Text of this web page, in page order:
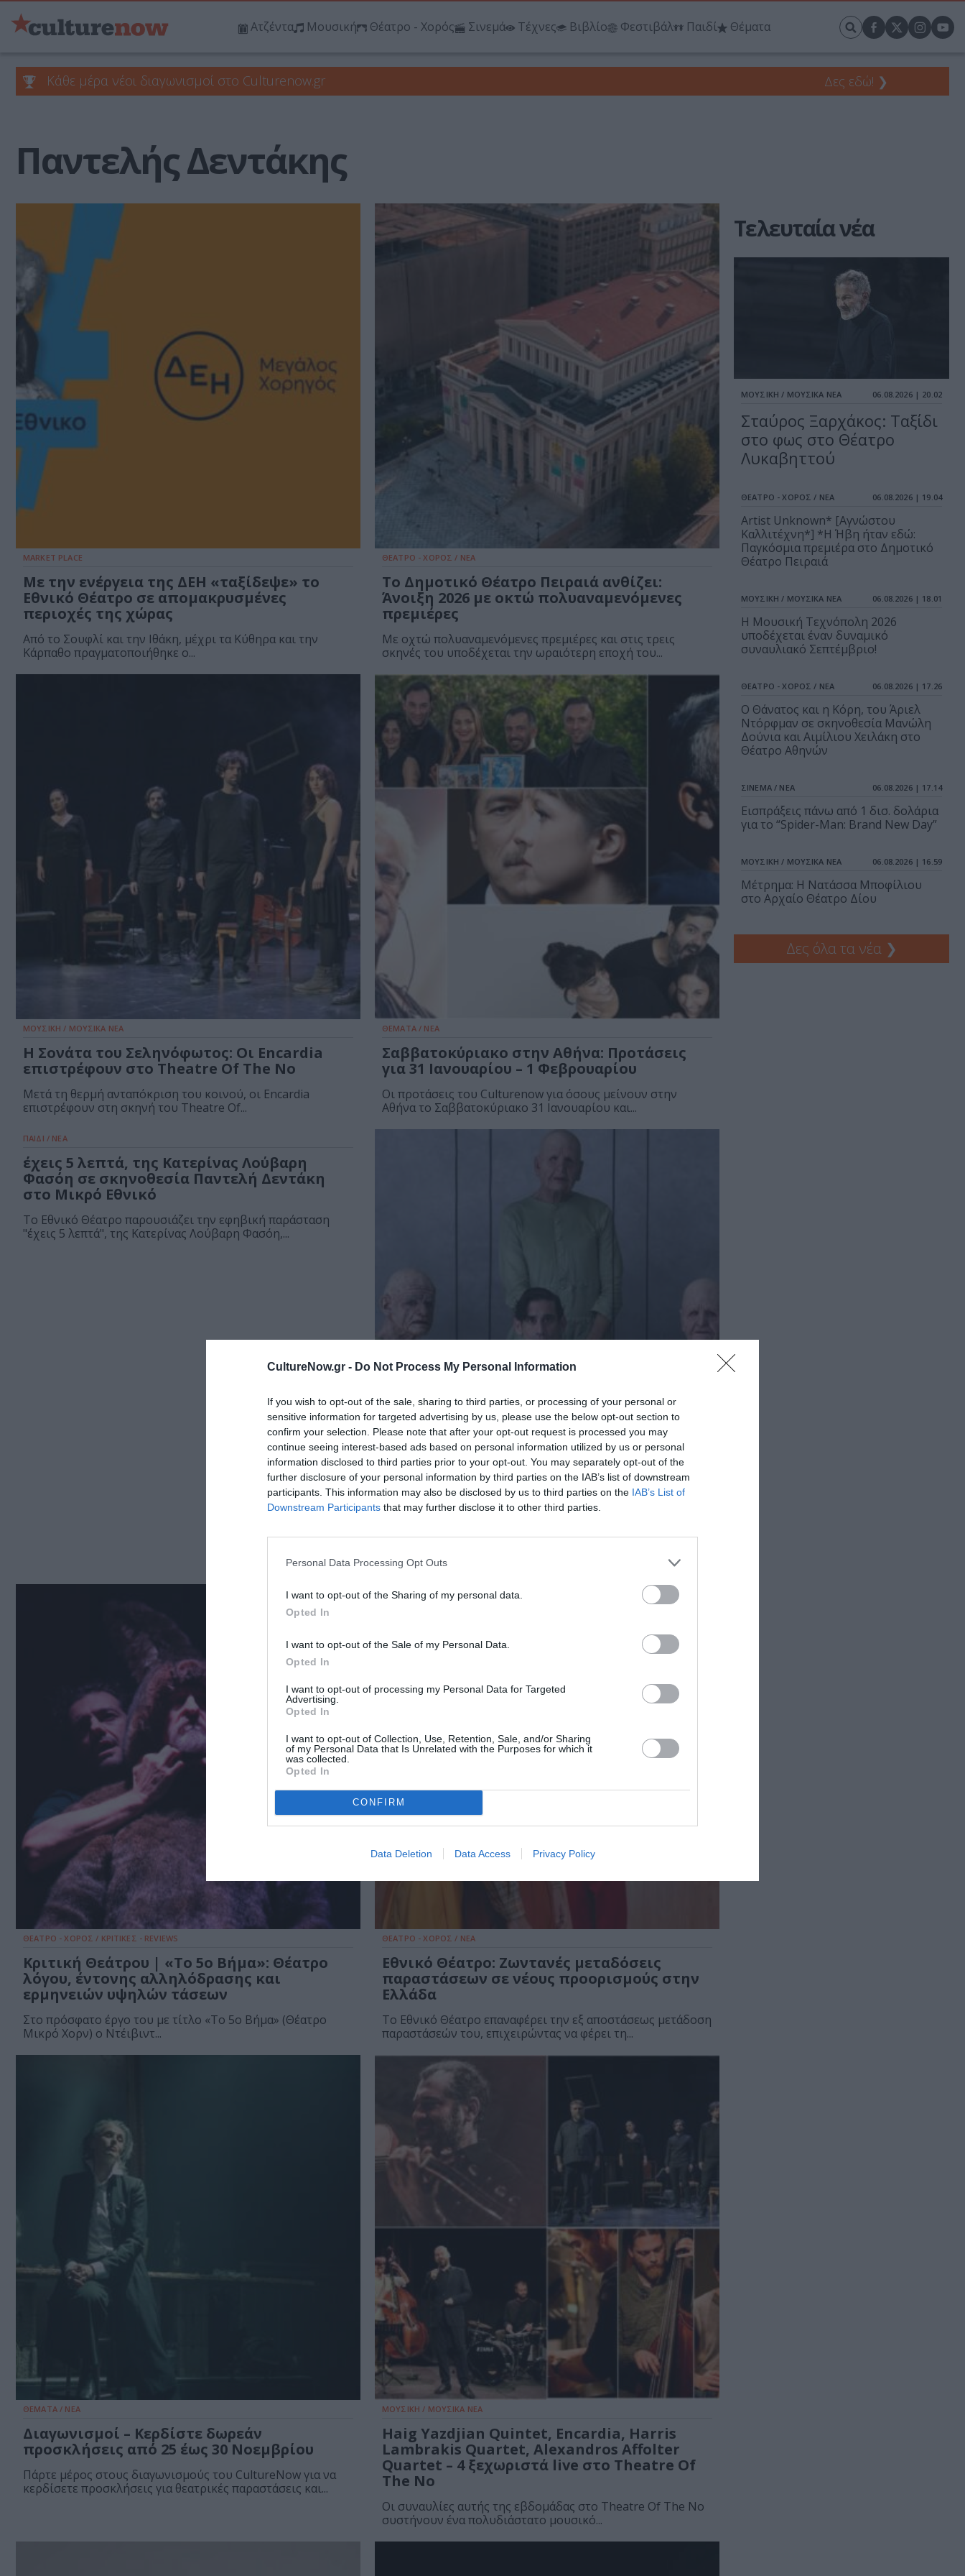
CultureNow.gr - Do Not Process My Personal Information
If you wish to opt-out of the sale, sharing to third parties, or processing of your personal or
sensitive information for targeted advertising by us, please use the below opt-out section to
confirm your selection. Please note that after your opt-out request is processed you may
continue seeing interest-based ads based on personal information utilized by us or personal
information disclosed to third parties prior to your opt-out. You may separately opt-out of the
further disclosure of your personal information by third parties on the IAB’s list of downstream
participants. This information may also be disclosed by us to third parties on the IAB’s List of
Downstream Participants that may further disclose it to other third parties.
Personal Data Processing Opt Outs
I want to opt-out of the Sharing of my personal data.
Opted In
I want to opt-out of the Sale of my Personal Data.
Opted In
I want to opt-out of processing my Personal Data for Targeted
Advertising.
Opted In
I want to opt-out of Collection, Use, Retention, Sale, and/or Sharing
of my Personal Data that Is Unrelated with the Purposes for which it
was collected.
Opted In
CONFIRM
Data Deletion Data Access Privacy Policy
Ατζέντα Μουσική Θέατρο - Χορός Σινεμά Τέχνες Βιβλίο Φεστιβάλ Παιδί Θέματα
Κάθε μέρα νέοι διαγωνισμοί στο Culturenow.gr Δες εδώ! ❯
Παντελής Δεντάκης
MARKET PLACE
Με την ενέργεια της ΔΕΗ «ταξίδεψε» το
Εθνικό Θέατρο σε απομακρυσμένες
περιοχές της χώρας
Από το Σουφλί και την Ιθάκη, μέχρι τα Κύθηρα και την
Κάρπαθο πραγματοποιήθηκε ο...
ΘΕΑΤΡΟ - ΧΟΡΟΣ / ΝΕΑ
Το Δημοτικό Θέατρο Πειραιά ανθίζει:
Άνοιξη 2026 με οκτώ πολυαναμενόμενες
πρεμιέρες
Με οχτώ πολυαναμενόμενες πρεμιέρες και στις τρεις
σκηνές του υποδέχεται την ωραιότερη εποχή του...
ΜΟΥΣΙΚΗ / ΜΟΥΣΙΚΑ ΝΕΑ
Η Σονάτα του Σεληνόφωτος: Οι Encardia
επιστρέφουν στο Theatre Of The No
Μετά τη θερμή ανταπόκριση του κοινού, οι Encardia
επιστρέφουν στη σκηνή του Theatre Of...
ΘΕΜΑΤΑ / ΝΕΑ
Σαββατοκύριακο στην Αθήνα: Προτάσεις
για 31 Ιανουαρίου – 1 Φεβρουαρίου
Οι προτάσεις του Culturenow για όσους μείνουν στην
Αθήνα το Σαββατοκύριακο 31 Ιανουαρίου και...
ΠΑΙΔΙ / ΝΕΑ
έχεις 5 λεπτά, της Κατερίνας Λούβαρη
Φασόη σε σκηνοθεσία Παντελή Δεντάκη
στο Μικρό Εθνικό
Το Εθνικό Θέατρο παρουσιάζει την εφηβική παράσταση
"έχεις 5 λεπτά", της Κατερίνας Λούβαρη Φασόη,...
ΘΕΜΑΤΑ / ΝΕΑ
Σαββατοκύριακο στην Αθήνα: Προτάσεις
Αθήνα το Σαββατοκύριακο 17 και 18...
ΘΕΑΤΡΟ - ΧΟΡΟΣ / ΚΡΙΤΙΚΕΣ - REVIEWS
Κριτική Θεάτρου | «Το 5ο Βήμα»: Θέατρο
λόγου, έντονης αλληλόδρασης και
ερμηνειών υψηλών τάσεων
Στο πρόσφατο έργο του με τίτλο «Το 5ο Βήμα» (Θέατρο
Μικρό Χορν) ο Ντέιβιντ...
ΘΕΑΤΡΟ - ΧΟΡΟΣ / ΝΕΑ
Εθνικό Θέατρο: Ζωντανές μεταδόσεις
παραστάσεων σε νέους προορισμούς στην
Ελλάδα
Το Εθνικό Θέατρο επαναφέρει την εξ αποστάσεως μετάδοση
παραστάσεών του, επιχειρώντας να φέρει τη...
ΘΕΜΑΤΑ / ΝΕΑ
Διαγωνισμοί – Κερδίστε δωρεάν
προσκλήσεις από 25 έως 30 Νοεμβρίου
Πάρτε μέρος στους διαγωνισμούς του CultureNow για να
κερδίσετε προσκλήσεις για θεατρικές παραστάσεις και...
ΜΟΥΣΙΚΗ / ΜΟΥΣΙΚΑ ΝΕΑ
Haig Yazdjian Quintet, Encardia, Harris
Lambrakis Quartet, Alexandros Affolter
Quartet – 4 ξεχωριστά live στο Theatre Of
The No
Οι συναυλίες αυτής της εβδομάδας στο Theatre Of The No
συστήνουν ένα πολυδιάστατο μουσικό...
Τελευταία νέα
ΜΟΥΣΙΚΗ / ΜΟΥΣΙΚΑ ΝΕΑ 06.08.2026 | 20.02
Σταύρος Ξαρχάκος: Ταξίδι
στο φως στο Θέατρο
Λυκαβηττού
ΘΕΑΤΡΟ - ΧΟΡΟΣ / ΝΕΑ 06.08.2026 | 19.04
Artist Unknown* [Αγνώστου
Καλλιτέχνη*] *Η Ήβη ήταν εδώ:
Παγκόσμια πρεμιέρα στο Δημοτικό
Θέατρο Πειραιά
ΜΟΥΣΙΚΗ / ΜΟΥΣΙΚΑ ΝΕΑ 06.08.2026 | 18.01
Η Μουσική Τεχνόπολη 2026
υποδέχεται έναν δυναμικό
συναυλιακό Σεπτέμβριο!
ΘΕΑΤΡΟ - ΧΟΡΟΣ / ΝΕΑ 06.08.2026 | 17.26
Ο Θάνατος και η Κόρη, του Άριελ
Ντόρφμαν σε σκηνοθεσία Μανώλη
Δούνια και Αιμίλιου Χειλάκη στο
Θέατρο Αθηνών
ΣΙΝΕΜΑ / ΝΕΑ 06.08.2026 | 17.14
Εισπράξεις πάνω από 1 δισ. δολάρια
για το “Spider-Man: Brand New Day”
ΜΟΥΣΙΚΗ / ΜΟΥΣΙΚΑ ΝΕΑ 06.08.2026 | 16.59
Μέτρημα: Η Νατάσσα Μποφίλιου
στο Αρχαίο Θέατρο Δίου
Δες όλα τα νέα ❯